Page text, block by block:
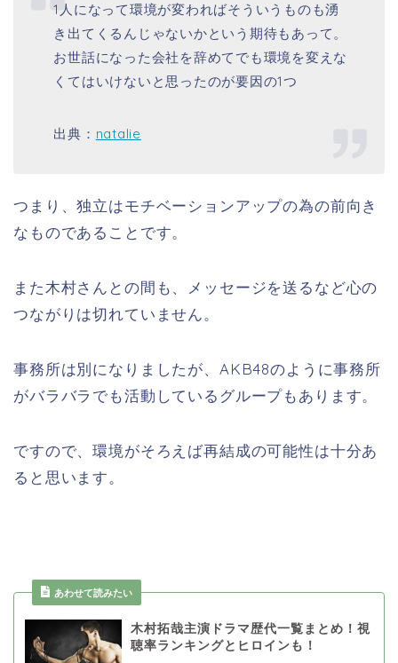
1人になって環境が変わればそういうものも湧
き出てくるんじゃないかという期待もあって。
お世話になった会社を辞めてでも環境を変えな
くてはいけないと思ったのが要因の1つ
出典 ： natalie
つまり、独立はモチベーションアップの為の前向き
なものであることです。
また木村さんとの間も、メッセージを送るなど心の
つながりは切れていません。
事務所は別になりましたが、AKB48のように事務所
がバラバラでも活動しているグループもあります。
ですので、環境がそろえば再結成の可能性は十分あ
ると思います。
あわせて読みたい
木村拓哉主演ドラマ歴代一覧まとめ！視
聴率ランキングとヒロインも！